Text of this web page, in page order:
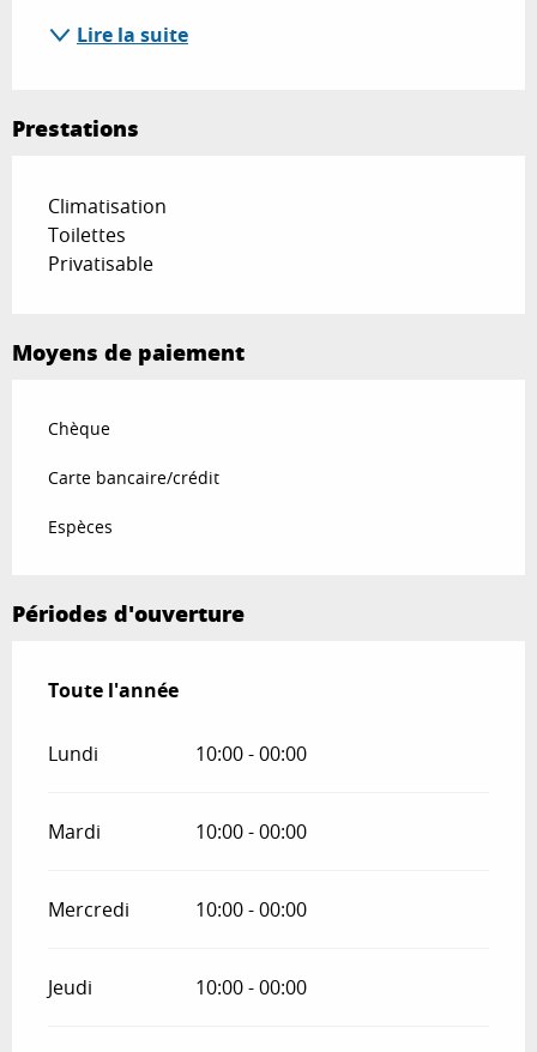
Lire la suite
Prestations
Climatisation
Toilettes
Privatisable
Moyens de paiement
Chèque
Carte bancaire/crédit
Espèces
Périodes d'ouverture
Toute l'année
Toute l'année
Lundi 10:00 - 00:00
Mardi 10:00 - 00:00
Mercredi 10:00 - 00:00
Jeudi 10:00 - 00:00